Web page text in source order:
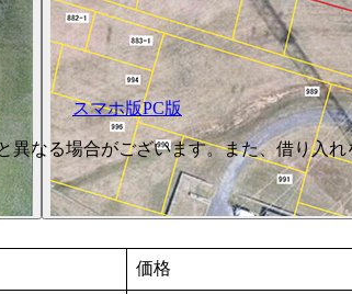
スマホ版PC版
なる場合がございます。また、借り入
価格